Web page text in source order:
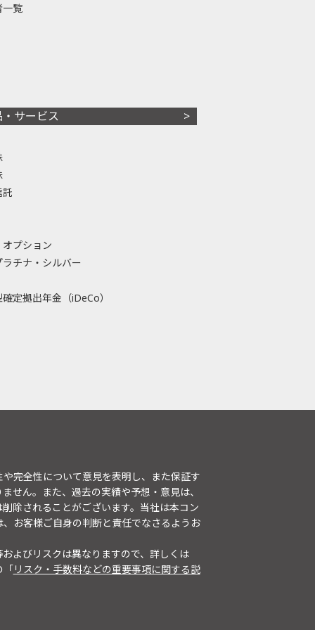
一覧
・サービス
託
プション
ラチナ・シルバー
定拠出年金（iDeCo）
完全性について意見を表明し、また保証す
せん。また、過去の実績や予想・意見は、
除されることがございます。当社は本コン
お客様ご自身の判断と責任でなさるようお
よびリスクは異なりますので、詳しくは
「リスク・手数料などの重要事項に関する説